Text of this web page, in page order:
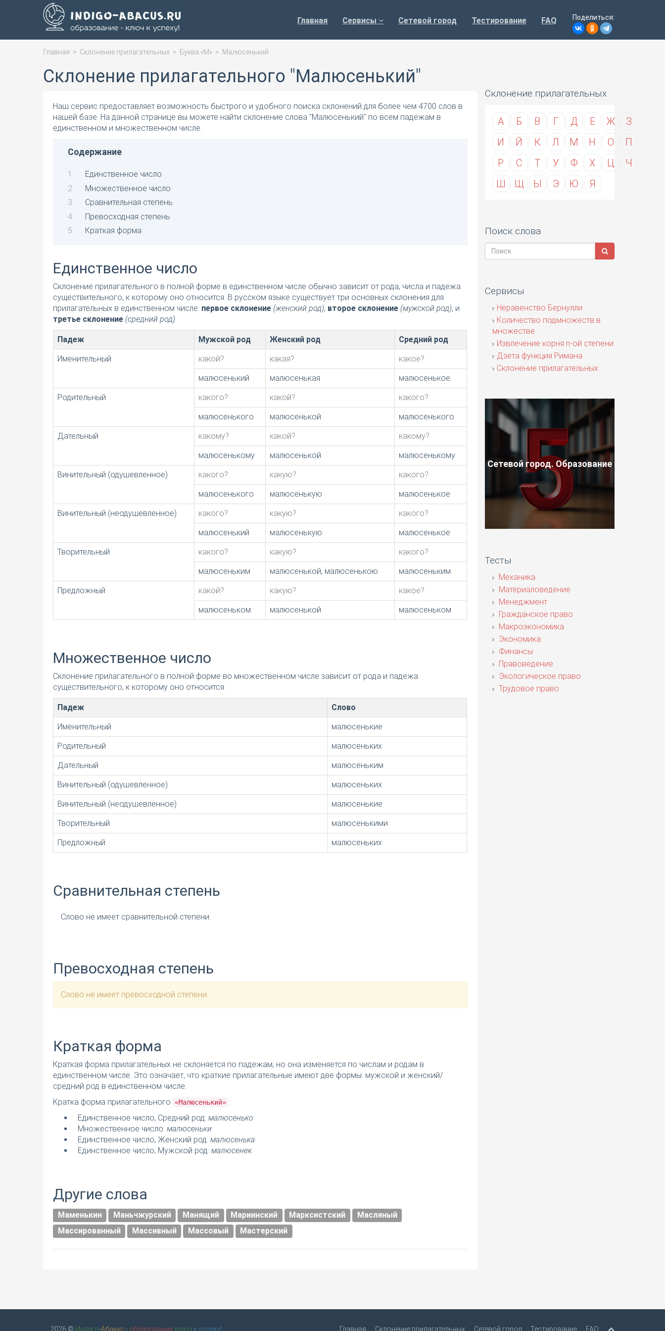
Главная Сервисы Сетевой город Тестирование FAQ Поделиться:
Главная > Склонение прилагательных > Буква «М» > Малюсенький
Склонение прилагательного "Малюсенький"
Наш сервис предоставляет возможность быстрого и удобного поиска склонений для более чем 4700 слов в
нашей базе. На данной странице вы можете найти склонение слова "Малюсенький" по всем падежам в
единственном и множественном числе.
Содержание
Единственное число
Множественное число
Сравнительная степень
Превосходная степень
Краткая форма
Единственное число
Склонение прилагательного в полной форме в единственном числе обычно зависит от рода, числа и падежа
существительного, к которому оно относится. В русском языке существует три основных склонения для
прилагательных в единственном числе: первое склонение (женский род), второе склонение (мужской род), и
третье склонение (средний род).
Падеж Мужской род Женский род Средний род
Именительный какой? какая? какое?
малюсенький малюсенькая малюсенькое
Родительный какого? какой? какого?
малюсенького малюсенькой малюсенького
Дательный какому? какой? какому?
малюсенькому малюсенькой малюсенькому
Винительный (одушевленное) какого? какую? какого?
малюсенького малюсенькую малюсенькое
Винительный (неодушевленное) какого? какую? какого?
малюсенький малюсенькую малюсенькое
Творительный какого? какую? какого?
малюсеньким малюсенькой, малюсенькою малюсеньким
Предложный какой? какую? какое?
малюсеньком малюсенькой малюсеньком
Множественное число
Склонение прилагательного в полной форме во множественном числе зависит от рода и падежа
существительного, к которому оно относится:
Падеж Слово
Именительный малюсенькие
Родительный малюсеньких
Дательный малюсеньким
Винительный (одушевленное) малюсеньких
Винительный (неодушевленное) малюсенькие
Творительный малюсенькими
Предложный малюсеньких
Сравнительная степень
Слово не имеет сравнительной степени.
Превосходная степень
Слово не имеет превосходной степени.
Краткая форма
Краткая форма прилагательных не склоняется по падежам, но она изменяется по числам и родам в
единственном числе. Это означает, что краткие прилагательные имеют две формы: мужской и женский/
средний род в единственном числе.
Кратка форма прилагательного
«Малюсенький» :
Единственное число, Средний род: малюсенько
Множественное число: малюсеньки
Единственное число, Женский род: малюсенька
Единственное число, Мужской род: малюсенек
Другие слова
Маменькин Маньчжурский Манящий Мариинский Марксистский
Масляный
Массированный
Массивный Массовый Мастерский
Склонение прилагательных
А Б В Г Д Е Ж
З
И
Й К Л М Н О
П
Р
С Т У Ф Х Ц
Ч
Ш
Щ Ы Э Ю Я
Поиск слова
Сервисы
Неравенство Бернулли
Количество подмножеств в
множестве
Извлечение корня n-ой степени
Дзета функция Римана
Склонение прилагательных
Сетевой город. Образование
Тесты
Механика
Материаловедение
Менеджмент
Гражданское право
Макроэкономика
Экономика
Финансы
Правоведение
Экологическое право
Трудовое право
2026 © Индиго-Абакус - образование ключ к успеху! Главная Склонение прилагательных Сетевой город Тестирование FAQ